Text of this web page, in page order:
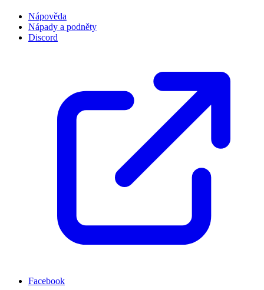
Nápověda
Nápady a podněty
Discord
Facebook